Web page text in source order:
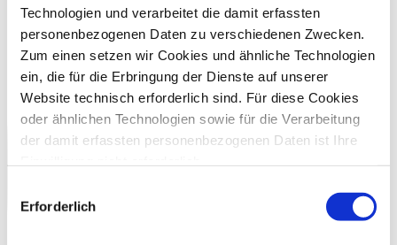
Technologien und verarbeitet die damit erfassten
personenbezogenen Daten zu verschiedenen Zwecken.
Zum einen setzen wir Cookies und ähnliche Technologien
ein, die für die Erbringung der Dienste auf unserer
Website technisch erforderlich sind. Für diese Cookies
oder ähnlichen Technologien sowie für die Verarbeitung
der damit erfassten personenbezogenen Daten ist Ihre
mit Ihrer ausdrücklichen Einwilligung einsetzen und die
Erforderlich